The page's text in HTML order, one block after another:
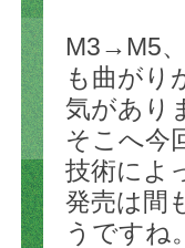
M3→M5
も曲がり
気があり
そこへ今
技術によ
発売は間
うですね